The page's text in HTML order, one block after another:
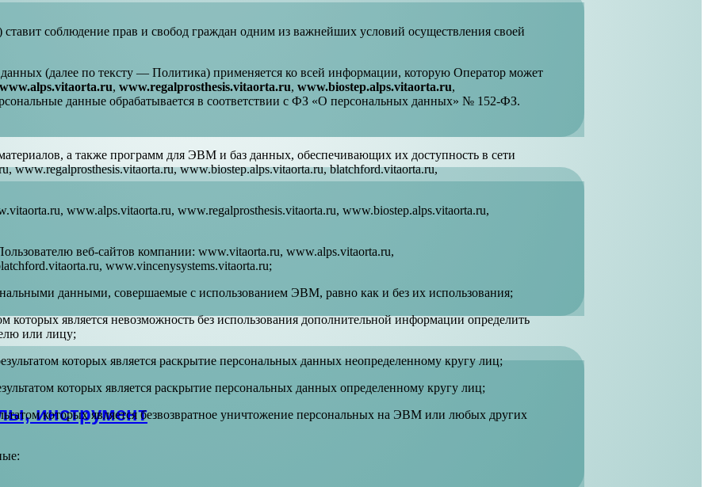
инструмент
соблюдение прав и свобод граждан одним из важнейших условий осуществления своей
(далее по тексту — Политика) применяется ко всей информации, которую Оператор может
www.alps.vitaorta.ru, www.regalprosthesis.vitaorta.ru, www.biostep.alps.vitaorta.ru,
данные обрабатывается в соответствии с ФЗ «О персональных данных» № 152-ФЗ.
а также программ для ЭВМ и баз данных, обеспечивающих их доступность в сети
www.regalprosthesis.vitaorta.ru, www.biostep.alps.vitaorta.ru, blatchford.vitaorta.ru,
www.alps.vitaorta.ru, www.regalprosthesis.vitaorta.ru, www.biostep.alps.vitaorta.ru,
веб-сайтов компании: www.vitaorta.ru, www.alps.vitaorta.ru,
www.vincenysystems.vitaorta.ru;
данными, совершаемые с использованием ЭВМ, равно как и без их использования;
которых является невозможность без использования дополнительной информации определить
или лицу;
которых является раскрытие персональных данных неопределенному кругу лиц;
которых является раскрытие персональных данных определенному кругу лиц;
которых является безвозвратное уничтожение персональных на ЭВМ или любых других